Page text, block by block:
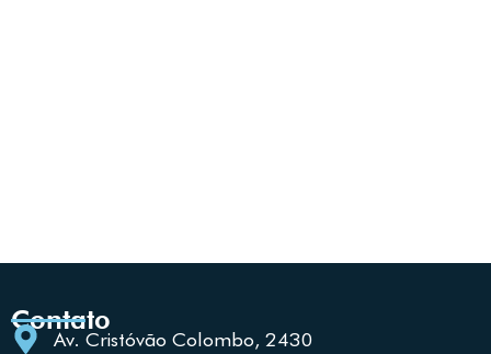
Contato
Av. Cristóvão Colombo, 2430